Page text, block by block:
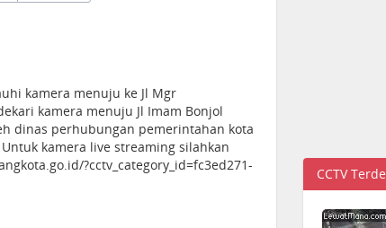
kamera menuju ke Jl Mgr
kamera menuju Jl Imam Bonjol
dinas perhubungan pemerintahan kota
kamera live streaming silahkan
?cctv_category_id=fc3ed271-
CCTV